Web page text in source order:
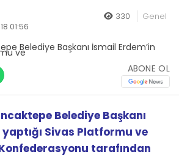
01:56
330 Genel
ABONE OL
Belediye Başkanı
yaptığı Sivas Platformu ve
tarafından